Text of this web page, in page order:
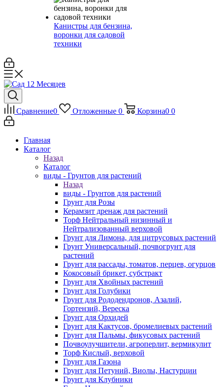
Канистры для бензина,
воронки для садовой
техники
Сравнение0 Отложенные 0 Корзина0 0
Главная
Каталог
Назад
Каталог
виды - Грунтов для растений
Назад
виды - Грунтов для растений
Грунт для Розы
Керамзит дренаж для растений
Торф Нейтральный низинный и
Нейтрализованный верховой
Грунт для Лимона, для цитрусовых растений
Грунт Универсальный, почвогрунт для
растений
Грунт для рассады, томатов, перцев, огурцов
Кокосовый брикет, субстракт
Грунт для Хвойных растений
Грунт для Голубики
Грунт для Рододендронов, Азалий,
Гортензий, Вереска
Грунт для Орхидей
Грунт для Кактусов, бромелиевых растений
Грунт для Пальмы, фикусовых растений
Почвоулучшители, агроперлит, вермикулит
Торф Кислый, верховой
Грунт для Газона
Грунт для Петуний, Виолы, Настурции
Грунт для Клубники